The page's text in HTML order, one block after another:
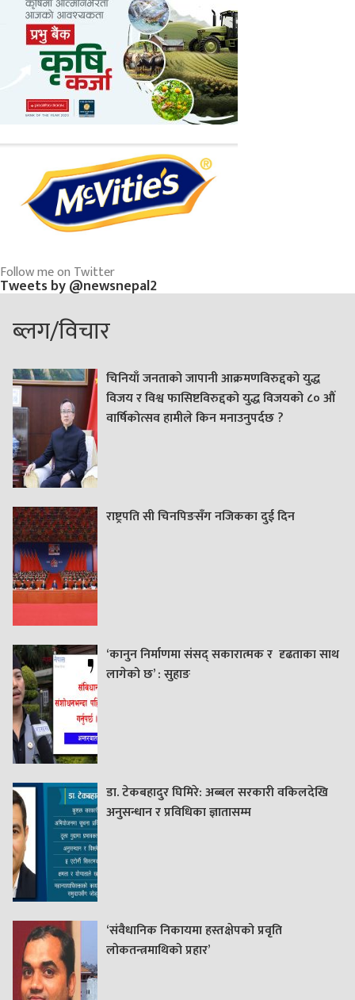
Follow me on Twitter
Tweets by @newsnepal2
ब्लग/विचार
चिनियाँ जनताको जापानी आक्रमणविरुद्दको युद्ध
विजय र विश्व फासिष्टविरुद्दको युद्ध विजयको ८० औं
वार्षिकोत्सव हामीले किन मनाउनुपर्दछ ?
राष्ट्रपति सी चिनपिङसँग नजिकका दुई दिन
‘कानुन निर्माणमा संसद् सकारात्मक र दृढताका साथ
लागेको छ’ : सुहाङ
डा. टेकबहादुर घिमिरे: अब्बल सरकारी वकिलदेखि
अनुसन्धान र प्रविधिका ज्ञातासम्म
‘संवैधानिक निकायमा हस्तक्षेपको प्रवृति
लोकतन्त्रमाथिको प्रहार’